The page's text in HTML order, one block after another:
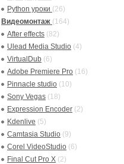
Python уроки (26)
Видеомонтаж (164)
After effects (82)
Ulead Media Studio (4)
VirtualDub (6)
Adobe Premiere Pro (16)
Pinnacle studio (10)
Sony Vegas (18)
Expression Encoder (2)
Kdenlive (5)
Camtasia Studio (9)
Corel VideoStudio (6)
Final Cut Pro X (2)